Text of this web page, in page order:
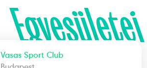
Egyesületei
Vasas Sport Club